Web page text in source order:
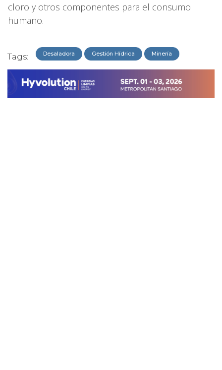
cloro y otros componentes para el consumo
humano.
Tags: Desaladora Gestión Hídrica Minería